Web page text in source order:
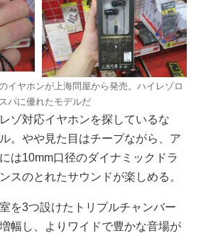
イヤホンが上海問屋から発売。ハイレゾロ
パに優れたモデルだ
ゾ対応イヤホンを探しているな
。やや見た目はチープながら、ア
は10mm口径のダイナミックドラ
スのとれたサウンドが楽しめる。
を3つ設けたトリプルチャンバー
幅し、よりワイドで豊かな音場が